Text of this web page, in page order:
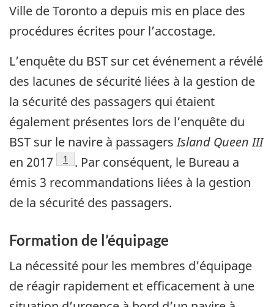
Ville de Toronto a depuis mis en place des
procédures écrites pour l’accostage.
L’enquête du BST sur cet événement a révélé
des lacunes de sécurité liées à la gestion de
la sécurité des passagers qui étaient
également présentes lors de l’enquête du
BST sur le navire à passagersIsland Queen III
en 2017
1 . Par conséquent, le Bureau a
émis 3 recommandations liées à la gestion
de la sécurité des passagers.
Formation de l’équipage
La nécessité pour les membres d’équipage
de réagir rapidement et efficacement à une